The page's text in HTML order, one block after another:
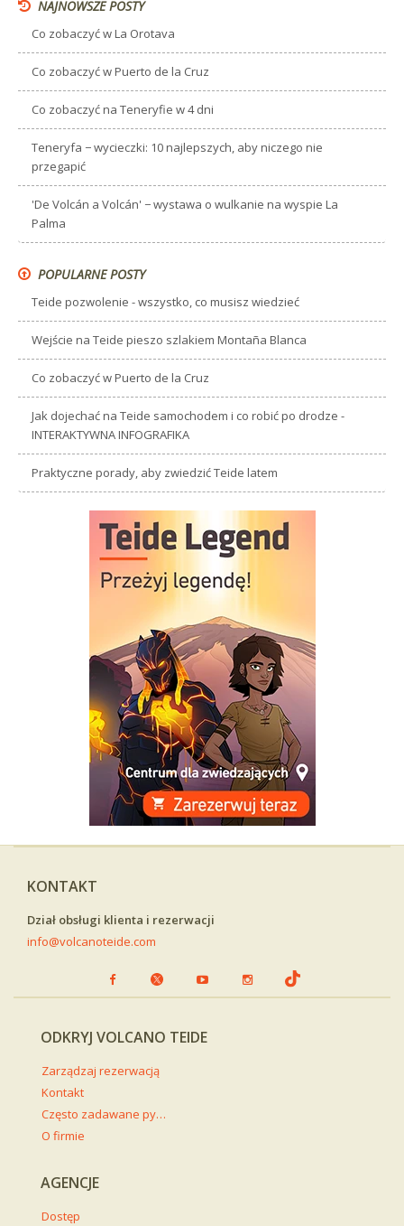
NAJNOWSZE POSTY
Co zobaczyć w La Orotava
Co zobaczyć w Puerto de la Cruz
Co zobaczyć na Teneryfie w 4 dni
Teneryfa − wycieczki: 10 najlepszych, aby niczego nie
przegapić
'De Volcán a Volcán' − wystawa o wulkanie na wyspie La
Palma
POPULARNE POSTY
Teide pozwolenie - wszystko, co musisz wiedzieć
Wejście na Teide pieszo szlakiem Montaña Blanca
Co zobaczyć w Puerto de la Cruz
Jak dojechać na Teide samochodem i co robić po drodze -
INTERAKTYWNA INFOGRAFIKA
Praktyczne porady, aby zwiedzić Teide latem
KONTAKT
Dział obsługi klienta i rezerwacji
info@volcanoteide.com
ODKRYJ VOLCANO TEIDE
Zarządzaj rezerwacją
Kontakt
Często zadawane pytania
O firmie
AGENCJE
Dostęp